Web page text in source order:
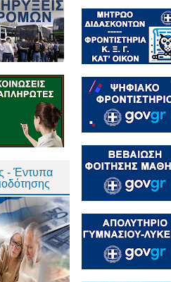
- Έντυπα